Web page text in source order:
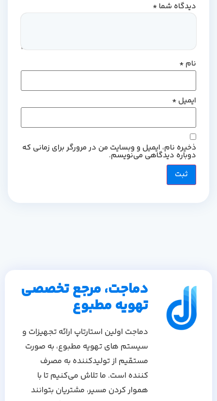
دیدگاه شما *
*
ایمیل*
ذخیره نام، ایمیل و وبسایت من در مرورگر برای زمانی که
دوباره دیدگاهی می‌نویسم.
دماجت، مرجع تخصصی
تهویه مطبوع
دماجت اولین استارتاپ ارائه تجهیزات و
سیستم های تهویه مطبوع، به صورت
مستقیم از تولیدکننده به مصرف
کننده است. ما تلاش می‌کنیم تا با
هموار کردن مسیر، مشتریان بتوانند